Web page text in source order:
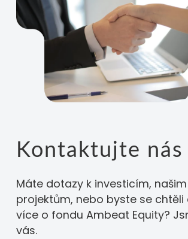
Kontaktujte nás
Máte dotazy k investicím, našim
projektům, nebo byste se chtěli
více o fondu Ambeat Equity?
vás.